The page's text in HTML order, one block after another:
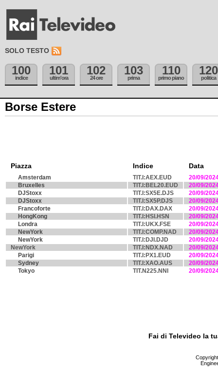
SOLO TESTO
100
indice
101
ultim'ora
102
24 ore
103
prima
110
primo piano
120
politica
Borse Estere
Piazza Indice Data
Amsterdam TIT.I:AEX.EUD
20/09/
Bruxelles
TIT.I:BEL20.EUD
20/09/
DJStoxx
TIT.I:SX5E.DJS
20/09/
DJStoxx
TIT.I:SX5P.DJS
20/09/
Francoforte
TIT.I:DAX.DAX
20/09/
HongKong
TIT.I:HSI.HSN
20/09/
Londra
TIT.I:UKX.FSE
20/09/
NewYork
TIT.I:COMP.NAD
20/09/
NewYork
TIT.I:DJI.DJD
20/09/
NewYork
TIT.I:NDX.NAD
20/09/
Parigi
TIT.I:PX1.EUD
20/09/
Sydney
TIT.I:XAO.AUS
20/09/
Tokyo
TIT.N225.NNI 20/09/
Fai di Televideo la